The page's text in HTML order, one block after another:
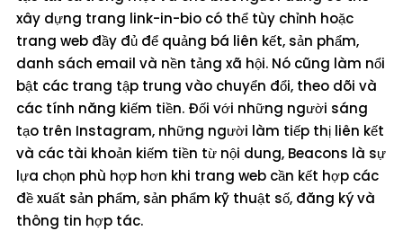
xây dựng trang link-in-bio có thể tùy chỉnh hoặc
trang web đầy đủ để quảng bá liên kết, sản phẩm,
danh sách email và nền tảng xã hội. Nó cũng làm nổi
bật các trang tập trung vào chuyển đổi, theo dõi và
các tính năng kiếm tiền. Đối với những người sáng
tạo trên Instagram, những người làm tiếp thị liên kết
và các tài khoản kiếm tiền từ nội dung, Beacons là sự
lựa chọn phù hợp hơn khi trang web cần kết hợp các
đề xuất sản phẩm, sản phẩm kỹ thuật số, đăng ký và
thông tin hợp tác.